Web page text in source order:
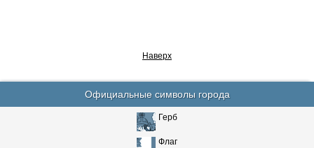
Наверх
Официальные символы города
Герб
Флаг